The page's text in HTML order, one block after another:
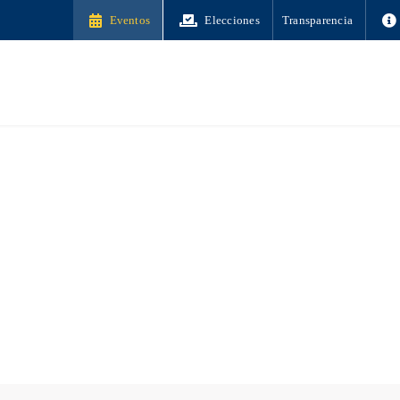
Eventos Elecciones Transparencia